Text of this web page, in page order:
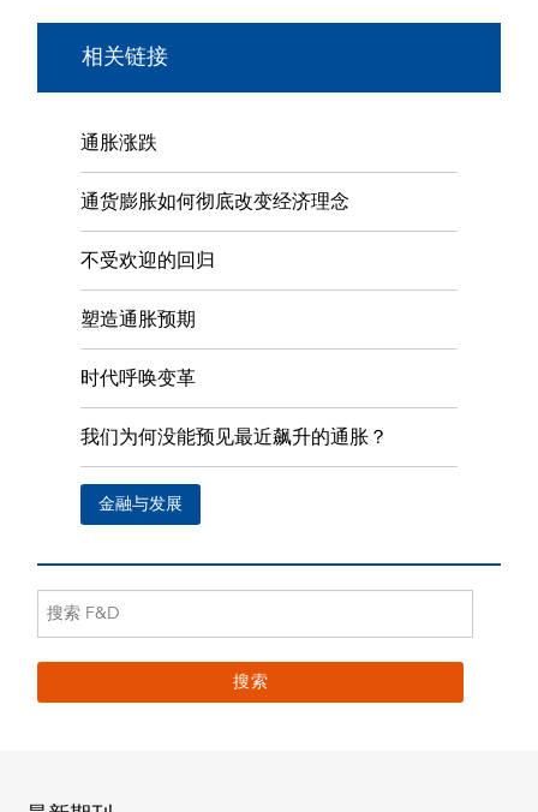
相关链接
通胀涨跌
通货膨胀如何彻底改变经济理念
不受欢迎的回归
塑造通胀预期
时代呼唤变革
我们为何没能预见最近飙升的通胀？
金融与发展